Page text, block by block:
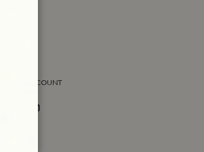
SOCIAL ACCOUNT
InstagramTwitter